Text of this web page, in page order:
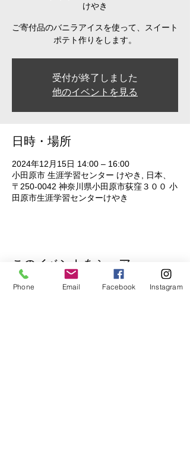
けやき
ご寄付品のバニラアイスを使って、スイート
ポテト作りをします。
受付が終了しました
他のイベントを見る
日時・場所
2024年12月15日 14:00 – 16:00
小田原市 生涯学習センター けやき, 日本、
〒250-0042 神奈川県小田原市荻窪３００ 小
田原市生涯学習センターけやき
このイベントをシェア
Phone Email Facebook Instagram